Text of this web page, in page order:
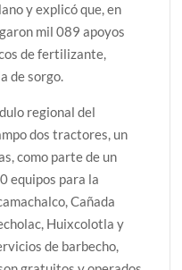
y explicó que, en
mil 089 apoyos
de fertilizante,
de sorgo.
regional del
dos tractores, un
como parte de un
equipos para la
Cañada
Huixcolotla y
de barbecho,